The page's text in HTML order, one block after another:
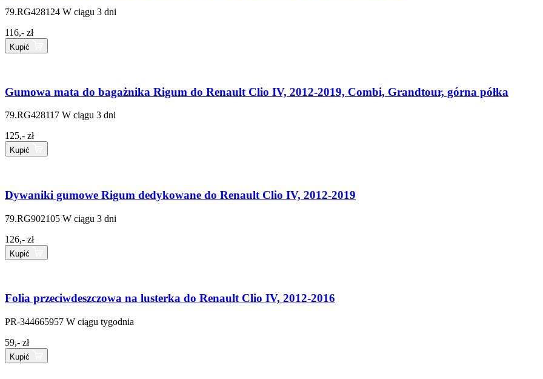
79.RG428124 W ciągu 3 dni
116,- zł
Kupić
Gumowa mata do bagażnika Rigum do Renault Clio IV, 2012-2019, Combi, Grandtour, górna półka
79.RG428117 W ciągu 3 dni
125,- zł
Kupić
Dywaniki gumowe Rigum dedykowane do Renault Clio IV, 2012-2019
79.RG902105 W ciągu 3 dni
126,- zł
Kupić
Folia przeciwdeszczowa na lusterka do Renault Clio IV, 2012-2016
PR-344665957 W ciągu tygodnia
59,- zł
Kupić